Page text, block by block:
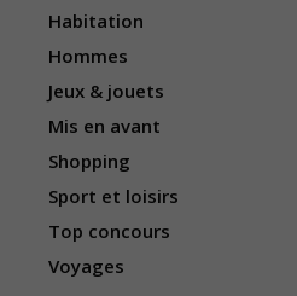
Habitation
Hommes
Jeux & jouets
Mis en avant
Shopping
Sport et loisirs
Top concours
Voyages